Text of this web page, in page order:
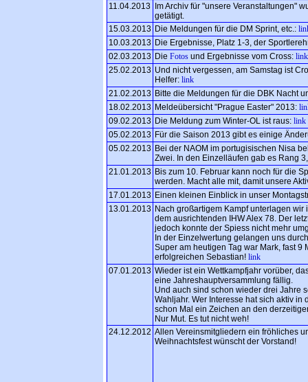
11.04.2013 Im Archiv für "unsere Veranstaltungen"
getätigt.
15.03.2013 Die Meldungen für die DM Sprint, etc.:
10.03.2013 Die Ergebnisse, Platz 1-3, der
02.03.2013 Die Fotos und Ergebnisse vom Cross: link
25.02.2013 Und nicht vergessen, am Samstag ist
Helfer: link
21.02.2013 Bitte die Meldungen für die DBK Nacht
18.02.2013 Meldeübersicht "Prague Easter" 2013:
09.02.2013 Die Meldung zum Winter-OL ist raus: link
05.02.2013 Für die Saison 2013 gibt es einige
05.02.2013 Bei der NAOM im portugisischen Nisa
Zwei. In den Einzelläufen gab es Rang
21.01.2013 Bis zum 10. Februar kann noch für die
werden. Macht alle mit, damit unsere
17.01.2013 Einen kleinen Einblick in unser
13.01.2013 Nach großartigem Kampf unterlagen
dem ausrichtenden IHW Alex 78. Der
jedoch konnte der Spiess nicht mehr
In der Einzelwertung gelangen uns
Super am heutigen Tag war Mark, fast
erfolgreichen Sebastian! link
07.01.2013 Wieder ist ein Wettkampfjahr vorüber,
eine Jahreshauptversammlung fällig.
Und auch sind schon wieder drei Jahre
Wahljahr. Wer Interesse hat sich aktiv
schon Mal ein Zeichen an den
Nur Mut. Es tut nicht weh!
24.12.2012 Allen Vereinsmitgliedern ein fröhliches
Weihnachtsfest wünscht der Vorstand!